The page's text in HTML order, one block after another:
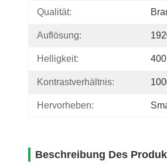
Qualität:
Auflösung:
Helligkeit:
Kontrastverhältnis:
Hervorheben:
Beschreibung Des